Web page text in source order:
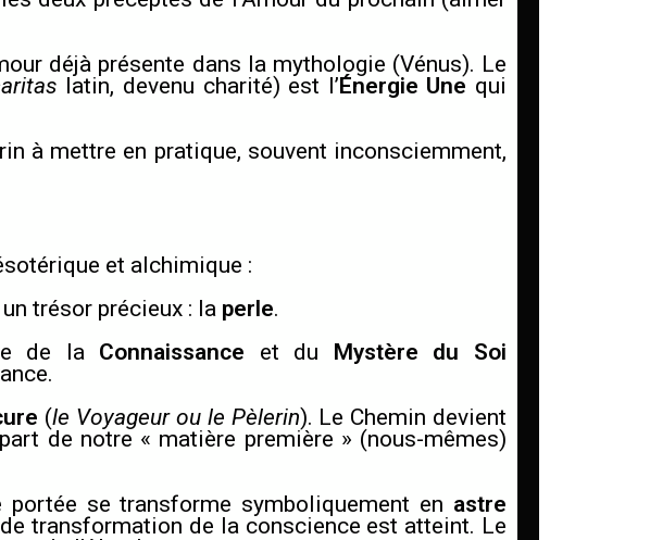
déjà présente dans la mythologie (Vénus). Le
latin, devenu charité) est l’Énergie Une qui
à mettre en pratique, souvent inconsciemment,
et alchimique :
trésor précieux : la perle.
de la Connaissance et du Mystère du Soi
(le Voyageur ou le Pèlerin). Le Chemin devient
de notre « matière première » (nous-mêmes)
se transforme symboliquement en astre
transformation de la conscience est atteint. Le